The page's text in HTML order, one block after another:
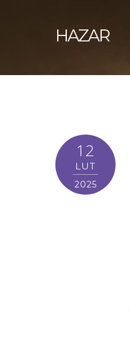
HAZAR
12
LUT
2025